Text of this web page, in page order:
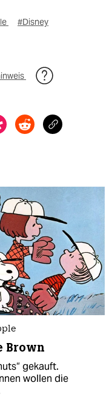
#Disney
Brown
gekauft.
wollen die